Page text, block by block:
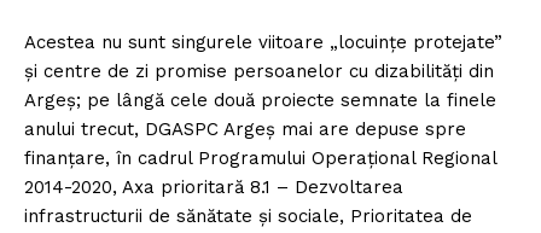
Acestea nu sunt singurele viitoare „locuințe protejate”
și centre de zi promise persoanelor cu dizabilități din
Argeș; pe lângă cele două proiecte semnate la finele
anului trecut, DGASPC Argeș mai are depuse spre
finanțare, în cadrul Programului Operațional Regional
2014-2020, Axa prioritară 8.1 – Dezvoltarea
infrastructurii de sănătate și sociale, Prioritatea de